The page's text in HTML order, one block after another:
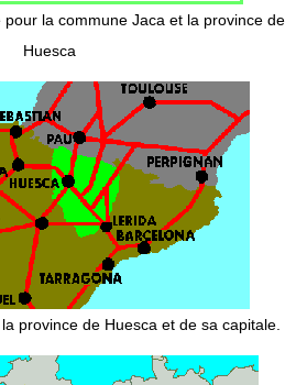
la commune Jaca et la province de
Huesca
province de Huesca et de sa capitale.